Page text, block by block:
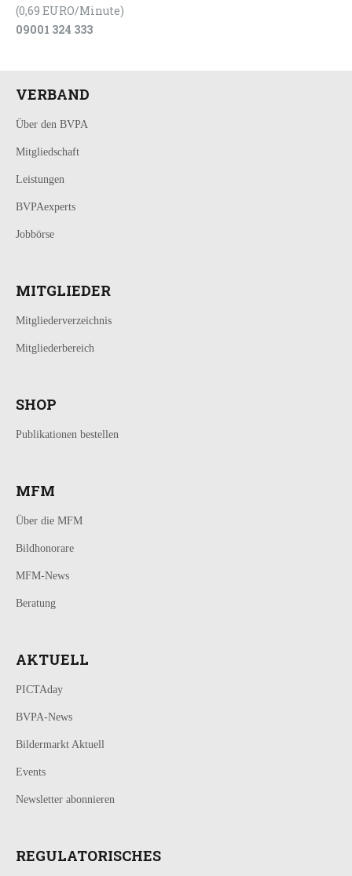
(0,69 EURO/Minute)
09001 324 333
VERBAND
Über den BVPA
Mitgliedschaft
Leistungen
BVPAexperts
Jobbörse
MITGLIEDER
Mitgliederverzeichnis
Mitgliederbereich
SHOP
Publikationen bestellen
MFM
Über die MFM
Bildhonorare
MFM-News
Beratung
AKTUELL
PICTAday
BVPA-News
Bildermarkt Aktuell
Events
Newsletter abonnieren
REGULATORISCHES